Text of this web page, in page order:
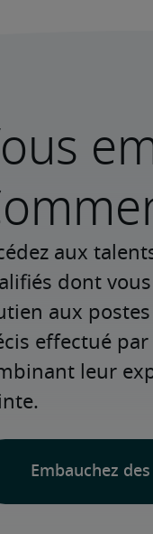
aux
dont
aux
effectué
leur
Embauchez